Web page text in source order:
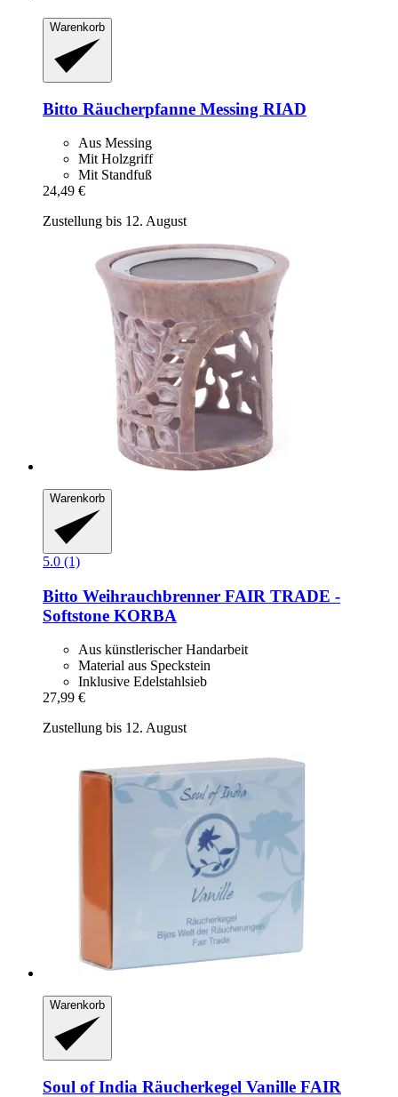
Warenkorb
Bitto Räucherpfanne Messing RIAD
Aus Messing
Mit Holzgriff
Mit Standfuß
24,49 €
Zustellung bis 12. August
Warenkorb
5.0 (1)
Bitto Weihrauchbrenner FAIR TRADE -​
Softstone KORBA
Aus künstlerischer Handarbeit
Material aus Speckstein
Inklusive Edelstahlsieb
27,99 €
Zustellung bis 12. August
Warenkorb
Soul of India Räucherkegel Vanille FAIR